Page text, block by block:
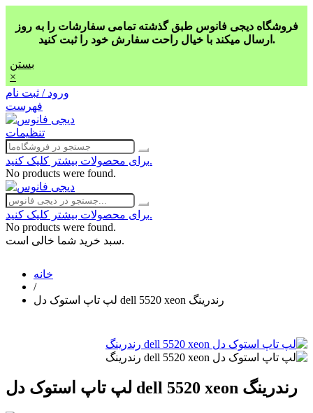
فروشگاه دیجی فانوس طبق گذشته تمامی سفارشات را به روز
ارسال میکند با خیال راحت سفارش خود را ثبت کنید.
بستن
×
ورود / ثبت نام
فهرست
تنظیمات
برای محصولات بیشتر کلیک کنید.
No products were found.
برای محصولات بیشتر کلیک کنید.
No products were found.
سبد خرید شما خالی است.
خانه
/
لپ تاپ استوک دل dell 5520 xeon رندرینگ
لپ تاپ استوک دل dell 5520 xeon رندرینگ